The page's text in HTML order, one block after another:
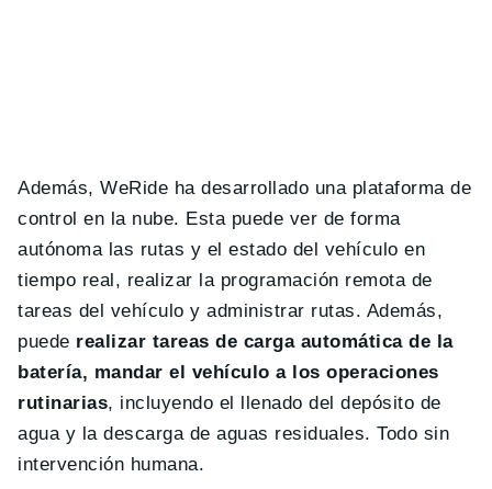
Además, WeRide ha desarrollado una plataforma de
control en la nube. Esta puede ver de forma
autónoma las rutas y el estado del vehículo en
tiempo real, realizar la programación remota de
tareas del vehículo y administrar rutas. Además,
puede realizar tareas de carga automática de la
batería, mandar el vehículo a los operaciones
rutinarias, incluyendo el llenado del depósito de
agua y la descarga de aguas residuales. Todo sin
intervención humana.